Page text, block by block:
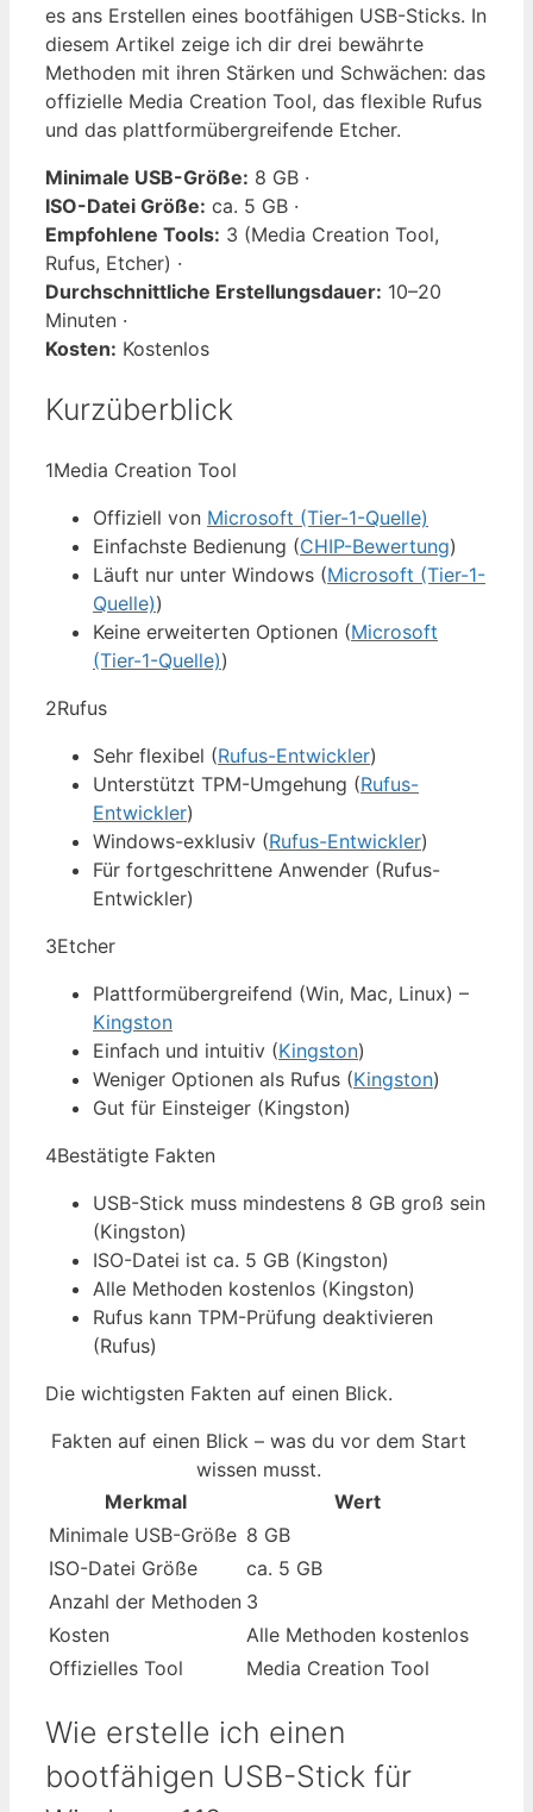
es ans Erstellen eines bootfähigen USB-Sticks. In
diesem Artikel zeige ich dir drei bewährte
Methoden mit ihren Stärken und Schwächen: das
offizielle Media Creation Tool, das flexible Rufus
und das plattformübergreifende Etcher.
Minimale USB-Größe: 8 GB ·
ISO-Datei Größe: ca. 5 GB ·
Empfohlene Tools: 3 (Media Creation Tool,
Rufus, Etcher) ·
Durchschnittliche Erstellungsdauer: 10–20
Minuten ·
Kosten: Kostenlos
Kurzüberblick
1Media Creation Tool
Offiziell von Microsoft (Tier-1-Quelle)
Einfachste Bedienung (CHIP-Bewertung)
Läuft nur unter Windows (Microsoft (Tier-1-
Quelle))
Keine erweiterten Optionen (Microsoft
(Tier-1-Quelle))
2Rufus
Sehr flexibel (Rufus-Entwickler)
Unterstützt TPM-Umgehung (Rufus-
Entwickler)
Windows-exklusiv (Rufus-Entwickler)
Für fortgeschrittene Anwender (Rufus-
Entwickler)
3Etcher
Plattformübergreifend (Win, Mac, Linux) –
Kingston
Einfach und intuitiv (Kingston)
Weniger Optionen als Rufus (Kingston)
Gut für Einsteiger (Kingston)
4Bestätigte Fakten
USB-Stick muss mindestens 8 GB groß sein
(Kingston)
ISO-Datei ist ca. 5 GB (Kingston)
Alle Methoden kostenlos (Kingston)
Rufus kann TPM-Prüfung deaktivieren
(Rufus)
Die wichtigsten Fakten auf einen Blick.
Fakten auf einen Blick – was du vor dem Start
wissen musst.
Merkmal
Wert
Minimale USB-Größe 8 GB
ISO-Datei Größe
ca. 5 GB
Anzahl der Methoden 3
Kosten
Alle Methoden kostenlos
Offizielles Tool
Media Creation Tool
Wie erstelle ich einen
bootfähigen USB-Stick für